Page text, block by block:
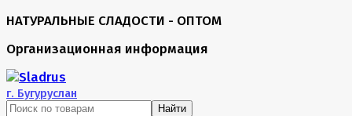
НАТУРАЛЬНЫЕ СЛАДОСТИ - ОПТОМ
Организационная информация
г. Бугуруслан
Найти